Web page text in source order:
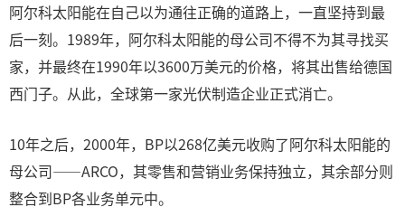
阿尔科太阳能在自己以为通往正确的道路上，一直坚持到最
后一刻。1989年，阿尔科太阳能的母公司不得不为其寻找买
家，并最终在1990年以3600万美元的价格，将其出售给德国
西门子。从此，全球第一家光伏制造企业正式消亡。
10年之后，2000年，BP以268亿美元收购了阿尔科太阳能的
母公司——ARCO，其零售和营销业务保持独立，其余部分则
整合到BP各业务单元中。